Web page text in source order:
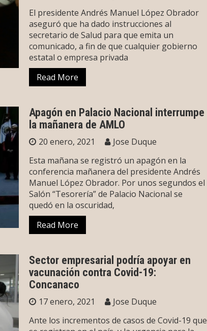
El presidente Andrés Manuel López Obrador
aseguró que ha dado instrucciones al
secretario de Salud para que emita un
comunicado, a fin de que cualquier gobierno
estatal o empresa privada
Read More
Apagón en Palacio Nacional interrumpe
la mañanera de AMLO
20 enero, 2021
Jose Duque
Esta mañana se registró un apagón en la
conferencia mañanera del presidente Andrés
Manuel López Obrador. Por unos segundos el
Salón “Tesorería” de Palacio Nacional se
quedó en la oscuridad,
Read More
Sector empresarial podría apoyar en
vacunación contra Covid-19:
Concanaco
17 enero, 2021
Jose Duque
Ante los incrementos de casos de Covid-19 que